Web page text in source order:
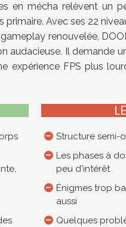
en mécha relèvent un
Avec ses 22
renouvelée,
audacieuse. Il demande
expérience FPS plus
Structure semi-
Les phases à
peu d'intérêt
Énigmes trop
aussi
Quelques